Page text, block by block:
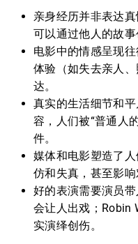
亲身经历并非表达
可以通过他人的故事
电影中的情感呈现
体验（如失去亲人
达。
真实的生活细节和
容，人们被“普通人
件。
媒体和电影塑造了
仿和失真，甚至影响
好的表演需要演员
会让人出戏；Robin
实演绎创伤。